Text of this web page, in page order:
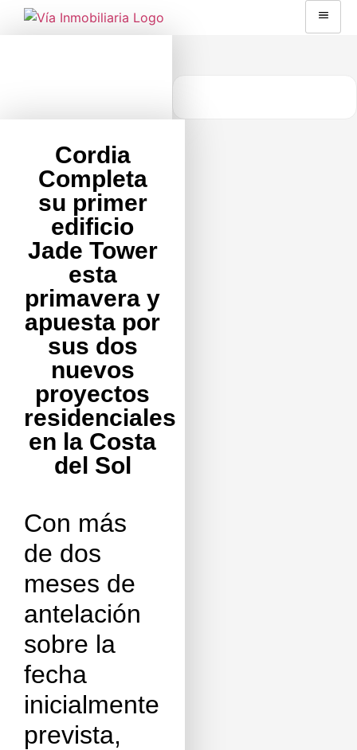
Cordia
Completa
su primer
edificio
Jade Tower
esta
primavera y
apuesta por
sus dos
nuevos
proyectos
residenciales
en la Costa
del Sol
Con más
de dos
meses de
antelación
sobre la
fecha
inicialmente
prevista,